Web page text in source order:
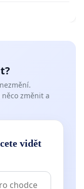
změnit a
vidět